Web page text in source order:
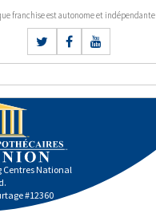
franchise est autonome et indépendante
National
#12360